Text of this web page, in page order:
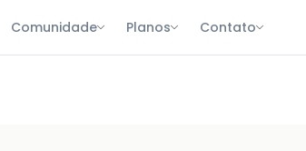
Comunidade Planos Contato